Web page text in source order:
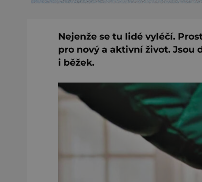
Nejenže se tu lidé vyléčí.
pro nový a aktivní život. Jsou
i běžek.